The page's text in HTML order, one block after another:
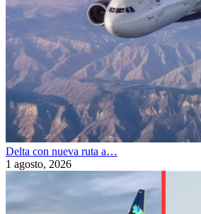
Delta con nueva ruta a…
1 agosto, 2026